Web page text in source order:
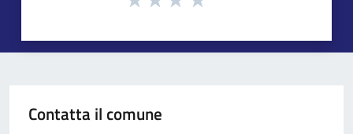
Contatta il comune